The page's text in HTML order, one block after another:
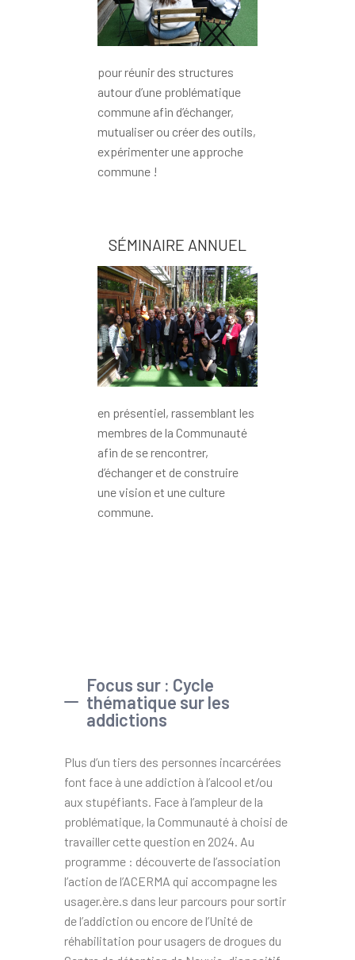
pour réunir des structures
autour d’une problématique
commune afin d’échanger,
mutualiser ou créer des outils,
expérimenter une approche
commune !
SÉMINAIRE ANNUEL
en présentiel, rassemblant les
membres de la Communauté
afin de se rencontrer,
d’échanger et de construire
une vision et une culture
commune.
Focus sur : Cycle
thématique sur les
addictions
Plus d’un tiers des personnes incarcérées
font face à une addiction à l’alcool et/ou
aux stupéfiants. Face à l’ampleur de la
problématique, la Communauté à choisi de
travailler cette question en 2024. Au
programme : découverte de l’association
l’action de l’ACERMA qui accompagne les
usager.ère.s dans leur parcours pour sortir
de l’addiction ou encore de l’Unité de
réhabilitation pour usagers de drogues du